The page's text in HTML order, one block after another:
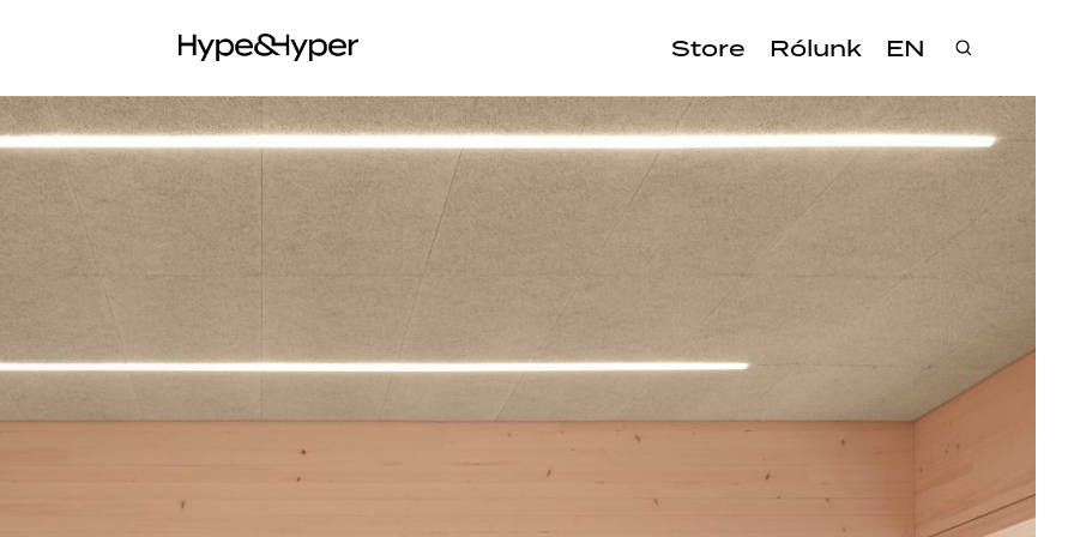
Store Rólunk EN